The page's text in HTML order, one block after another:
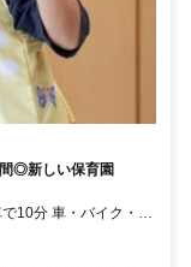
◎新しい保育園
10分 車・バイク・自